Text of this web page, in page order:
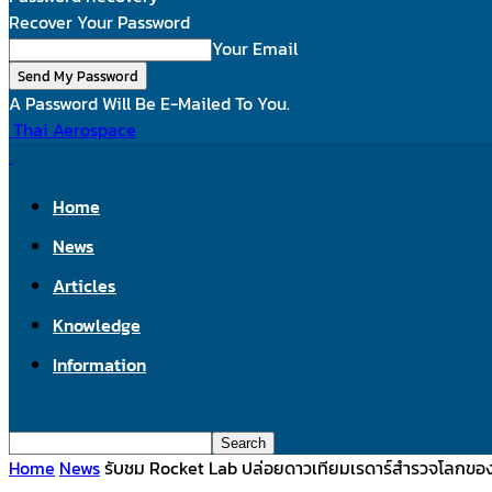
Recover Your Password
Your Email
A Password Will Be E-Mailed To You.
Thai Aerospace
Home
News
Articles
Knowledge
Information
Home Newsรับชม Rocket Lab ปล่อยดาวเทียมเรดาร์สำรวจโลก